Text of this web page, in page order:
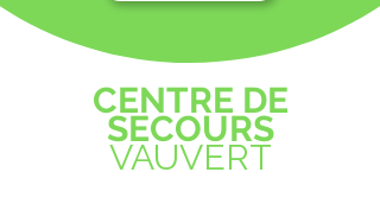
CENTRE DE
SECOURS
VAUVERT